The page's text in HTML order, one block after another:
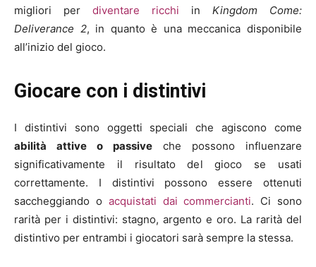
migliori per diventare ricchi in Kingdom Come:
Deliverance 2, in quanto è una meccanica disponibile
all’inizio del gioco.
Giocare con i distintivi
I distintivi sono oggetti speciali che agiscono come
abilità attive o passive che possono influenzare
significativamente il risultato del gioco se usati
correttamente. I distintivi possono essere ottenuti
saccheggiando o acquistati dai commercianti. Ci sono
rarità per i distintivi: stagno, argento e oro. La rarità del
distintivo per entrambi i giocatori sarà sempre la stessa.